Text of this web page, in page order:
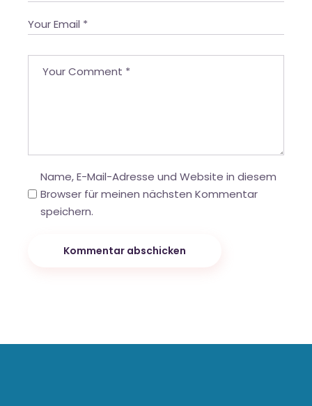
Name, E-Mail-Adresse und Website in diesem
Browser für meinen nächsten Kommentar
speichern.
Kommentar abschicken